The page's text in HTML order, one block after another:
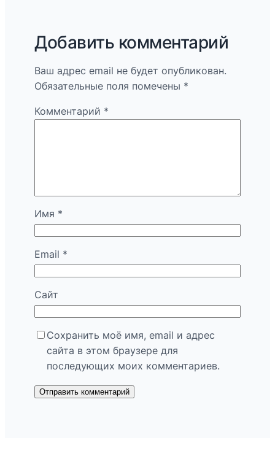
Добавить комментарий
Ваш адрес email не будет опубликован.
Обязательные поля помечены *
Комментарий *
Имя *
Email *
Сайт
Сохранить моё имя, email и адрес
сайта в этом браузере для
последующих моих комментариев.